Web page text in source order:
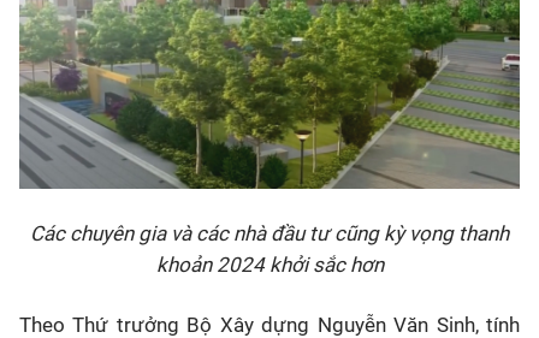
Các chuyên gia và các nhà đầu tư cũng kỳ vọng thanh
khoản 2024 khởi sắc hơn
Theo Thứ trưởng Bộ Xây dựng Nguyễn Văn Sinh, tính